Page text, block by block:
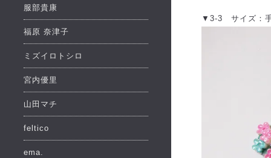
▼3-3 サイズ：
服部貴康
福原 奈津子
ミズイロトシロ
宮内優里
山田マチ
feltico
ema.